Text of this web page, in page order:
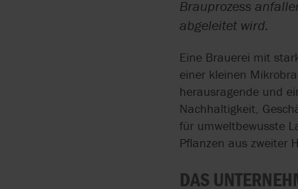
BOYSER
BRAN+LUEBBE
FLYGT
GRUNDFOS
INSTALLATION
ZENTRALLAGER
PUMPEN FÜR
HYGIENISCHE
ATEX PUMPEN
HERSTELLUNG VON
FÜR
AODD-PUMPEN
API 675
ATEX
CE
Brauprozess
abgeleitet wird.
Eine Brauerei mit
einer kleinen
herausragende und
Nachhaltigkeit,
für umweltbewusste
Pflanzen aus zweiter
DAS